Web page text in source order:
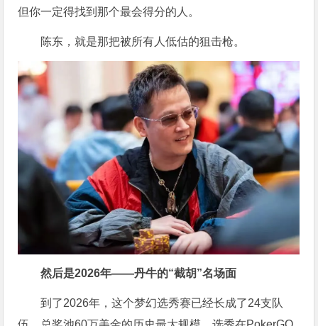
但你一定得找到那个最会得分的人。
陈东，就是那把被所有人低估的狙击枪。
然后是2026年——丹牛的“截胡”名场面
到了2026年，这个梦幻选秀赛已经长成了24支队